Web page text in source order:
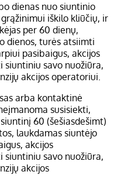
dienas nuo siuntinio
iškilo kliūčių, ir
per 60 dienų,
dienos, turės atsiimti
pasibaigus, akcijos
savo nuožiūra,
akcijos operatoriui.
arba kontaktinė
susisiekti,
60 (šešiasdešimt)
laukdamas siuntėjo
akcijos
savo nuožiūra,
akcijos